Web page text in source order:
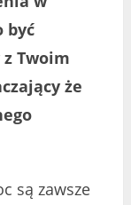
być
Twoim
że
są zawsze